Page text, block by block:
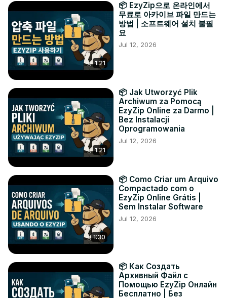
1:21
📦 EzyZip으로 온라인에서
무료로 아카이브 파일 만드는
방법 | 소프트웨어 설치 불필
요
Jul 12, 2026
1:21
📦 Jak Utworzyć Plik
Archiwum za Pomocą
EzyZip Online za Darmo |
Bez Instalacji
Oprogramowania
Jul 12, 2026
1:30
📦 Como Criar um Arquivo
Compactado com o
EzyZip Online Grátis |
Sem Instalar Software
Jul 12, 2026
📦 Как Создать
Архивный Файл с
Помощью EzyZip Онлайн
Бесплатно | Без